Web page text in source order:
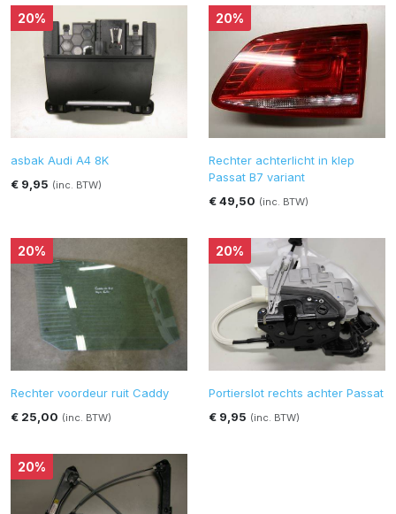
20%
asbak Audi A4 8K
€ 9,95 (inc. BTW)
20%
Rechter achterlicht in klep
Passat B7 variant
€ 49,50 (inc. BTW)
20%
Rechter voordeur ruit Caddy
€ 25,00 (inc. BTW)
20%
Portierslot rechts achter Passat
€ 9,95 (inc. BTW)
20%